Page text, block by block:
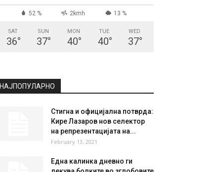
52 % 2kmh 13 %
SAT
36°
SUN
37°
MON
40°
TUE
40°
WED
37°
НАЈПОПУЛАРНО
Стигна и официјална потврда:
Кире Лазаров нов селектор
на репрезентацијата на...
February 13, 2021
Една калинка дневно ги